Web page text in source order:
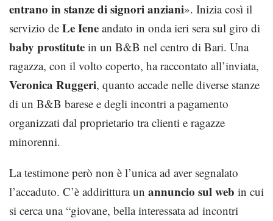
entrano in stanze di signori anziani». Inizia così il
servizio de Le Iene andato in onda ieri sera sul giro di
baby prostitute in un B&B nel centro di Bari. Una
ragazza, con il volto coperto, ha raccontato all’inviata,
Veronica Ruggeri, quanto accade nelle diverse stanze
di un B&B barese e degli incontri a pagamento
organizzati dal proprietario tra clienti e ragazze
minorenni.
La testimone però non è l’unica ad aver segnalato
l’accaduto. C’è addirittura un annuncio sul web in cui
si cerca una “giovane, bella interessata ad incontri